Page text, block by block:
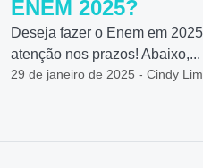
ENEM 2025?
Deseja fazer o Enem em
atenção nos prazos! Abaixo,...
29 de janeiro de 2025 - Cindy